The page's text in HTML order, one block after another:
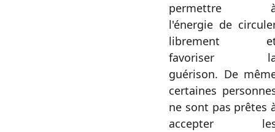
permettre
l'énergie de
librement
favoriser
guérison. De
certaines
ne sont pas prêtes
accepter